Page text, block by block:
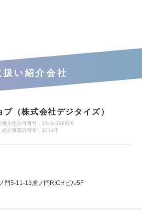
扱い紹介会社
ブ（株式会社デジタイズ）
働大臣許可番号：13-ユ-306609
紹介事業許可年：2014年
門5-11-13虎ノ門RICHビル5F